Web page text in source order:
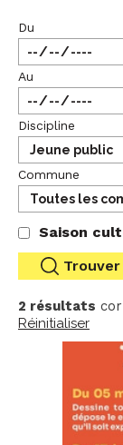
Du
Au
Discipline
Commune
Saison
2 résultats
Réinitialiser